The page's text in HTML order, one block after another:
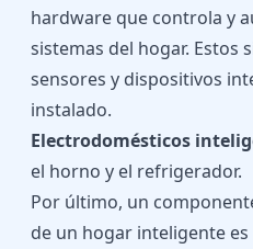
hardware que controla y
sistemas del hogar. Estos
sensores y dispositivos
instalado.
Electrodomésticos
el horno y el refrigerador.
Por último, un
de un hogar inteligente